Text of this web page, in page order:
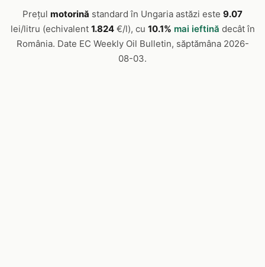
Prețul motorină standard în Ungaria astăzi este 9.07
lei/litru (echivalent 1.824€/l), cu 10.1% mai ieftină decât în
România. Date EC Weekly Oil Bulletin, săptămâna 2026-
08-03.